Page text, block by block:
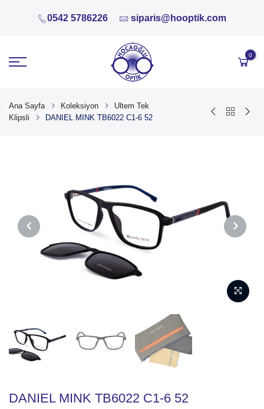
0542 5786226 siparis@hooptik.com
0
Ana Sayfa Koleksiyon
Ultem Tek
Klipsli
DANIEL MINK TB6022 C1-6 52
PREVIOUS
DANIEL MINK TB6022 C1-6 52